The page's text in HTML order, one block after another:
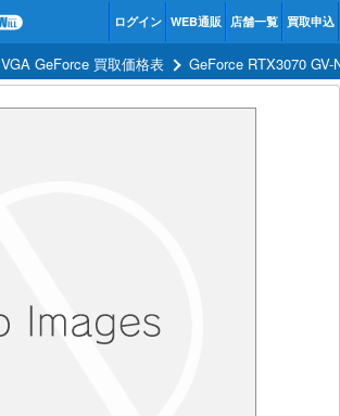
ログイン WEB通販 店舗一覧 買取申込
VGA GeForce 買取価格表 GeForce RTX3070